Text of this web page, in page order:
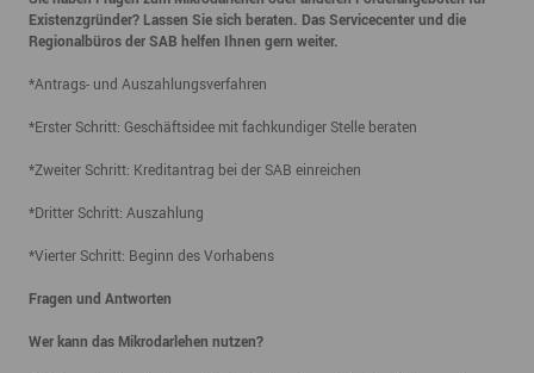
Existenzgründer? Lassen Sie sich beraten. Das Servicecenter und die
Regionalbüros der SAB helfen Ihnen gern weiter.
*Antrags- und Auszahlungsverfahren
*Erster Schritt: Geschäftsidee mit fachkundiger Stelle beraten
*Zweiter Schritt: Kreditantrag bei der SAB einreichen
*Dritter Schritt: Auszahlung
*Vierter Schritt: Beginn des Vorhabens
Fragen und Antworten
Wer kann das Mikrodarlehen nutzen?